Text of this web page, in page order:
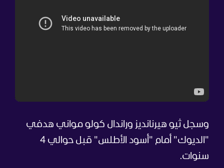
وسجل ثيو هيرنانديز وراندال كولو مواني هدفي
"الديوك" أمام "أسود الأطلس" قبل حوالي 4
سنوات.